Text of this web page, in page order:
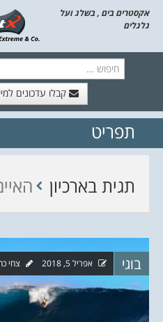
אקסטרים בים , בשלג ועל
גלגלים
קבלו עדכונים
// הצטרף
לשלוח לך
תפריט
דלג לתוכן
תגית בארכיון
בוגי אפריל 5, 2018 צחי